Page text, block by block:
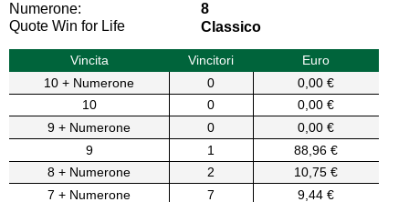
Numerone:
8
Quote Win for Life
Classico
Vincita Vincitori
Euro
10 + Numerone
0
0,00 €
10
0
0,00 €
9 + Numerone
0
0,00 €
9
1
88,96 €
8 + Numerone
2
10,75 €
7 + Numerone
7
9,44 €